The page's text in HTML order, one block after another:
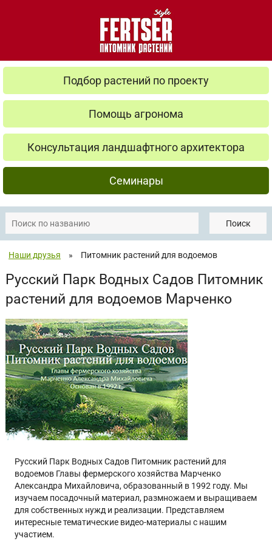
Подбор растений по проекту
Помощь агронома
Консультация ландшафтного архитектора
Семинары
Поиск
Наши друзья » Питомник растений для водоемов
Русский Парк Водных Садов Питомник
растений для водоемов Марченко
Русский Парк Водных Садов Питомник растений для
водоемов Главы фермерского хозяйства Марченко
Александра Михайловича, образованный в 1992 году. Мы
изучаем посадочный материал, размножаем и выращиваем
для собственных нужд и реализации. Представляем
интересные тематические видео-материалы с нашим
участием.